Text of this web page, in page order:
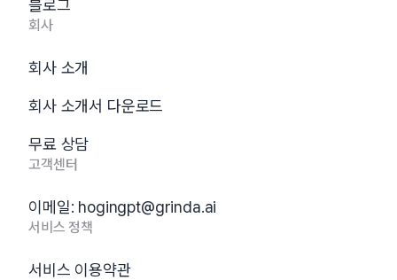
블로그
회사
회사 소개
회사 소개서 다운로드
무료 상담
고객센터
이메일: hogingpt@grinda.ai
서비스 정책
서비스 이용약관